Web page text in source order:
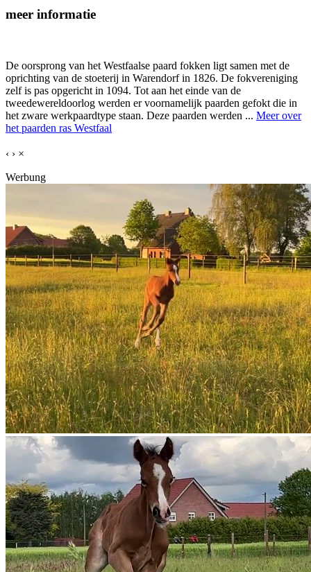
meer informatie
De oorsprong van het Westfaalse paard fokken ligt samen met de
oprichting van de stoeterij in Warendorf in 1826. De fokvereniging
zelf is pas opgericht in 1094. Tot aan het einde van de
tweedewereldoorlog werden er voornamelijk paarden gefokt die in
het zware werkpaardtype staan. Deze paarden werden ... Meer over
het paarden ras Westfaal
‹ › ×
Werbung